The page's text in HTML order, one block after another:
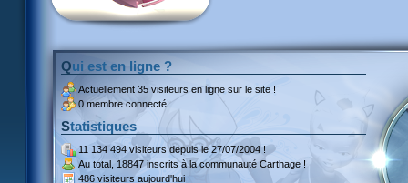
Qui est en ligne ?
Actuellement 35 visiteurs en ligne sur le site !
0 membre connecté.
Statistiques
11 134 494 visiteursdepuis le 27/07/2004 !
Au total, 18847 inscritsà la communauté Carthage !
486 visiteurs aujourd'hui !